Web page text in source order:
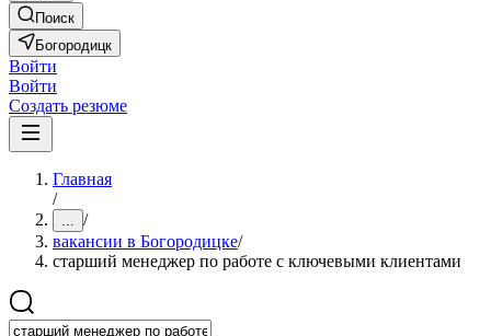
Поиск
Богородицк
Войти
Войти
Создать резюме
Главная
/
... /
вакансии в Богородицке/
старший менеджер по работе с ключевыми клиентами